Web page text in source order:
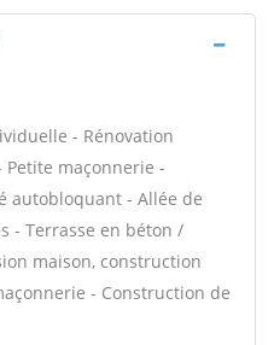
- Rénovation
Petite maçonnerie -
autobloquant - Allée de
- Terrasse en béton /
maison, construction
- Construction de